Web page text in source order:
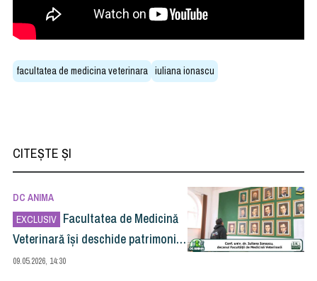
facultatea de medicina veterinara iuliana ionascu
CITEȘTE ȘI
DC ANIMA
EXCLUSIV
Veterinară își deschide patrimoniul
către public: „Un muzeu al științei
și al memoriei”
09.05.2026, 14:30